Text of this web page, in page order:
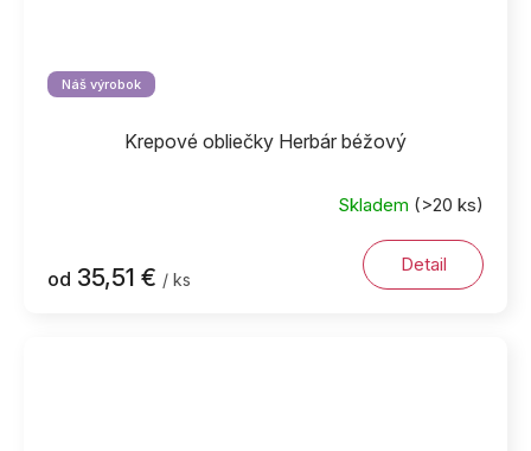
Náš výrobok
Krepové obliečky Herbár béžový
je
Skladem (>20 ks)
od 35,51 € / ks
Detail